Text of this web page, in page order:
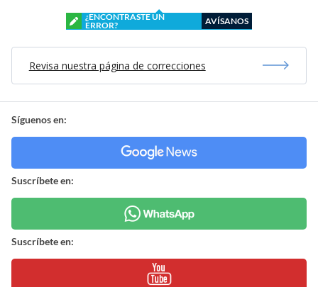
¿ENCONTRASTE UN
ERROR?
AVÍSANOS
Revisa nuestra página de correcciones
Síguenos en:
Suscríbete en:
Suscríbete en: